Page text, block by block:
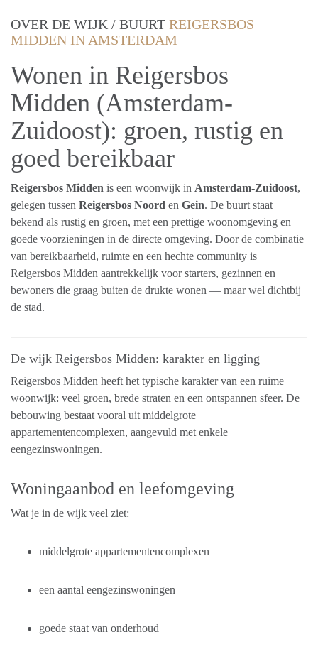
OVER DE WIJK / BUURT REIGERSBOS
MIDDEN IN AMSTERDAM
Wonen in Reigersbos
Midden (Amsterdam-
Zuidoost): groen, rustig en
goed bereikbaar
Reigersbos Midden is een woonwijk in Amsterdam-Zuidoost,
gelegen tussen Reigersbos Noord en Gein. De buurt staat
bekend als rustig en groen, met een prettige woonomgeving en
goede voorzieningen in de directe omgeving. Door de combinatie
van bereikbaarheid, ruimte en een hechte community is
Reigersbos Midden aantrekkelijk voor starters, gezinnen en
bewoners die graag buiten de drukte wonen — maar wel dichtbij
de stad.
De wijk Reigersbos Midden: karakter en ligging
Reigersbos Midden heeft het typische karakter van een ruime
woonwijk: veel groen, brede straten en een ontspannen sfeer. De
bebouwing bestaat vooral uit middelgrote
appartementencomplexen, aangevuld met enkele
eengezinswoningen.
Woningaanbod en leefomgeving
Wat je in de wijk veel ziet:
middelgrote appartementencomplexen
een aantal eengezinswoningen
goede staat van onderhoud